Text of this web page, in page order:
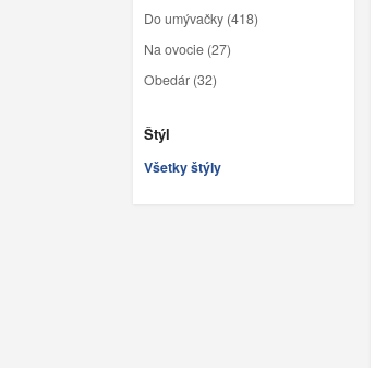
Do umývačky (418)
Na ovocie (27)
Obedár (32)
Štýl
Všetky štýly